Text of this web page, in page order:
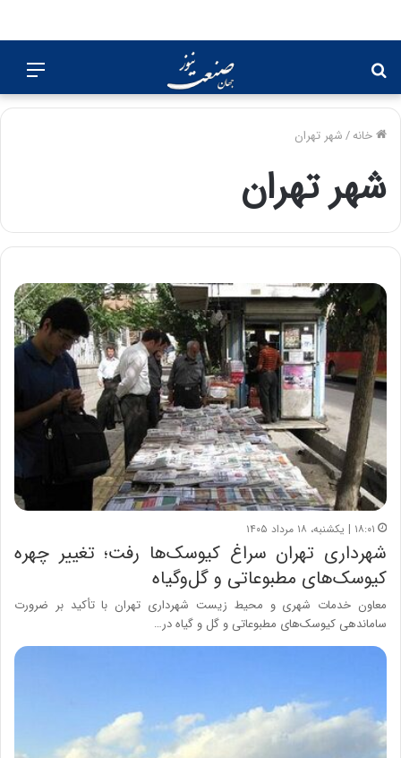
برای
خانه/شهر تهران
شهر تهران
۱۸:۰۱ | یکشنبه، ۱۸ مرداد ۱۴۰۵
شهرداری تهران سراغ کیوسک‌ها رفت؛ تغییر چهره
کیوسک‌های مطبوعاتی و گل‌وگیاه
معاون خدمات شهری و محیط زیست شهرداری تهران با تأکید بر ضرورت
ساماندهی کیوسک‌های مطبوعاتی و گل و گیاه در…